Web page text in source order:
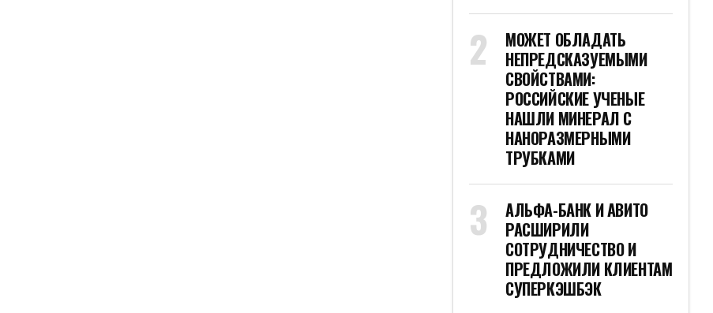
МОЖЕТ ОБЛАДАТЬ
НЕПРЕДСКАЗУЕМЫМИ
СВОЙСТВАМИ:
РОССИЙСКИЕ УЧЕНЫЕ
НАШЛИ МИНЕРАЛ С
НАНОРАЗМЕРНЫМИ
ТРУБКАМИ
АЛЬФА-БАНК И АВИТО
РАСШИРИЛИ
СОТРУДНИЧЕСТВО И
ПРЕДЛОЖИЛИ КЛИЕНТАМ
СУПЕРКЭШБЭК